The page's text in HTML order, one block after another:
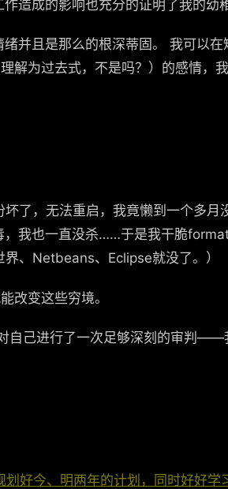
造成的影响也充分的证明了我的幼稚
并且是那么的根深蒂固。 我可以在
解为过去式，不是吗？）的感情，
了，无法重启，我竟懒到一个多月
，我也一直没杀……于是我干脆
、Netbeans、Eclipse就没了。）
改变这些穷境。
自己进行了一次足够深刻的审判——
好今、明两年的计划，同时好好学